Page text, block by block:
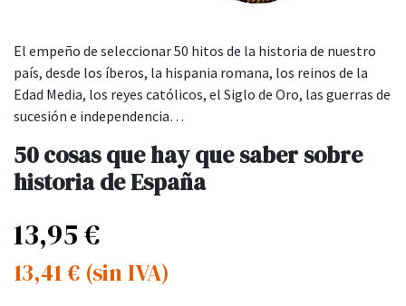
El empeño de seleccionar 50 hitos de la historia de nuestro
país, desde los íberos, la hispania romana, los reinos de la
Edad Media, los reyes católicos, el Siglo de Oro, las guerras de
sucesión e independencia…
50 cosas que hay que saber sobre
historia de España
13,95€
13,41€ (sin IVA)